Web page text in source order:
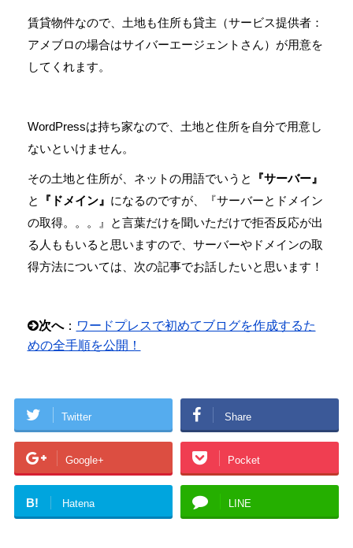
賃貸物件なので、土地も住所も貸主（サービス提供者：
アメブロの場合はサイバーエージェントさん）が用意を
してくれます。
WordPressは持ち家なので、土地と住所を自分で用意し
ないといけません。
その土地と住所が、ネットの用語でいうと
『サーバー』
と
『ドメイン』 になるのですが、『サーバーとドメイン
の取得。。。』と言葉だけを聞いただけで拒否反応が出
る人ももいると思いますので、サーバーやドメインの取
得方法については、次の記事でお話したいと思います！
次へ： ワードプレスで初めてブログを作成するた
めの全手順を公開！
Twitter Share
Google+ Pocket
B! Hatena LINE